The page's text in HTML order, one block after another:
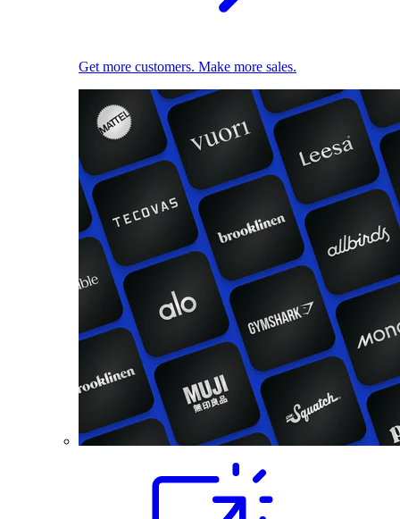
Get more customers. Make more sales.